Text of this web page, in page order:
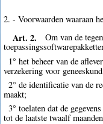
2. - Voorwaarden waaraan
Art. 2.
Om van de
1° het beheer van de
verzekering voor
2° de identificatie van de
maakt;
3° toelaten dat de
tot de laatste twaalf